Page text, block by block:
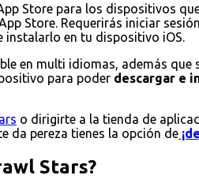
Store para los dispositivos
Store. Requerirás iniciar
instalarlo en tu dispositivo iOS.
en multi idiomas, además que
para poder descargar e
o dirigirte a la tienda de
da pereza tienes la opción de
Stars?